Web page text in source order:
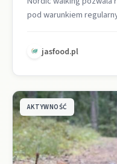
pod warunkiem
jasfood.pl
AKTYWNOŚĆ